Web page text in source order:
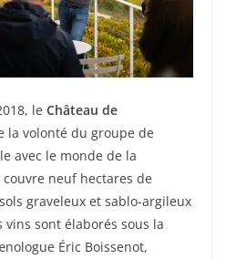
le Château de
la volonté du groupe de
avec le monde de la
neuf hectares de
graveleux et sablo-argileux
vins sont élaborés sous la
Éric Boissenot,